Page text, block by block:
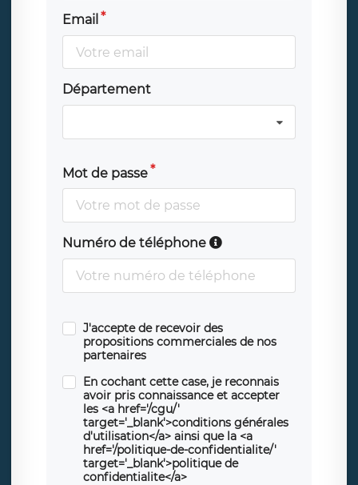
Email
Département
Mot de passe
Numéro de téléphone
J'accepte de recevoir des
propositions commerciales de nos
partenaires
En cochant cette case, je reconnais
avoir pris connaissance et accepter
les <a href='/cgu/'
target='_blank'>conditions générales
d'utilisation</a> ainsi que la <a
href='/politique-de-confidentialite/'
target='_blank'>politique de
confidentialite</a>